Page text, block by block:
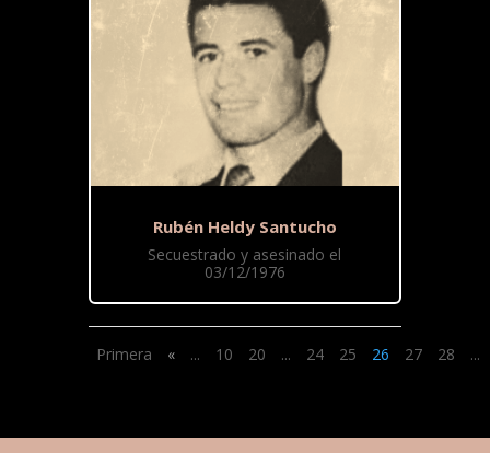
Rubén Heldy Santucho
Secuestrado y asesinado el
03/12/1976
Primera « ... 10 20 ... 24 25 26 27 28 ...